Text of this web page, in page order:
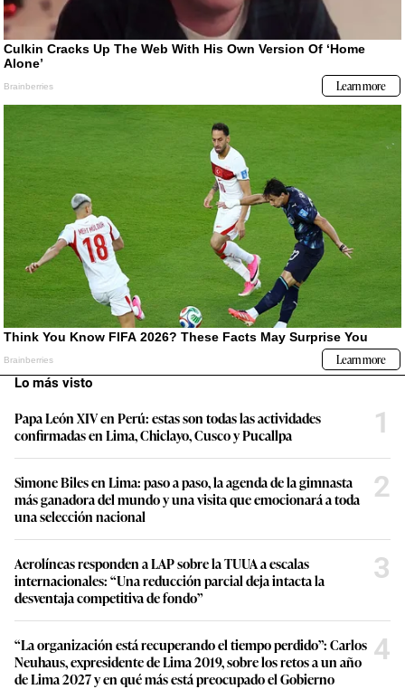
Lo más visto
Papa León XIV en Perú: estas son todas las actividades
confirmadas en Lima, Chiclayo, Cusco y Pucallpa
1
Simone Biles en Lima: paso a paso, la agenda de la gimnasta
más ganadora del mundo y una visita que emocionará a toda
una selección nacional
2
Aerolíneas responden a LAP sobre la TUUA a escalas
internacionales: “Una reducción parcial deja intacta la
desventaja competitiva de fondo”
3
“La organización está recuperando el tiempo perdido”: Carlos
Neuhaus, expresidente de Lima 2019, sobre los retos a un año
de Lima 2027 y en qué más está preocupado el Gobierno
4